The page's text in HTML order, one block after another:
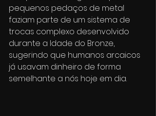
pequenos pedaços de metal
faziam parte de um sistema de
trocas complexo desenvolvido
durante a Idade do Bronze,
sugerindo que humanos arcaicos
já usavam dinheiro de forma
semelhante a nós hoje em dia.